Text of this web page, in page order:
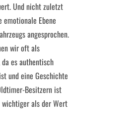
Und nicht zuletzt
Ebene
angesprochen.
wir oft als
es authentisch
und eine Geschichte
Besitzern ist
als der Wert